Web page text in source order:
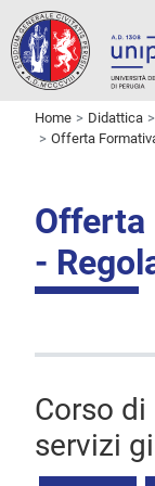
Home Didattica
Offerta
Offerta
-
Corso di
servizi